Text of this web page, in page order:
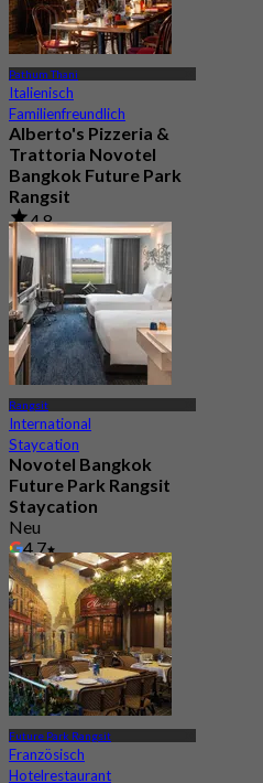
Pathum Thani
Italienisch
Familienfreundlich
Alberto's Pizzeria &
Trattoria Novotel
Bangkok Future Park
Rangsit
4.8
347 Gebucht
Aus
฿ 635
Rangsit
International
Staycation
Novotel Bangkok
Future Park Rangsit
Staycation
Neu
4.7
Aus฿ 1,750
Future Park Rangsit
Französisch
Hotelrestaurant